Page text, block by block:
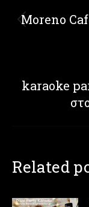
Moreno
karaoke
Related